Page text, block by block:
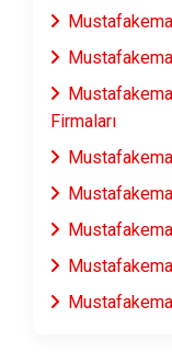
Firmaları